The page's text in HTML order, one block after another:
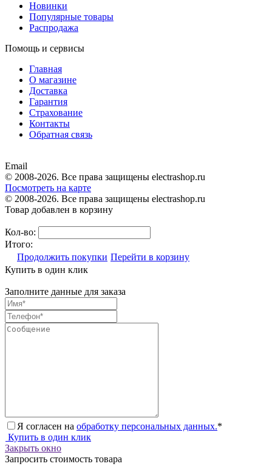
Новинки
Популярные товары
Распродажа
Помощь и сервисы
Главная
О магазине
Доставка
Гарантия
Страхование
Контакты
Обратная связь
Email
© 2008-2026. Все права защищены electrashop.ru
Посмотреть на карте
© 2008-2026. Все права защищены electrashop.ru
Товар добавлен в корзину
Кол-во:
Итого:
Продолжить покупки Перейти в корзину
Купить в один клик
Заполните данные для заказа
Я согласен на обработку персональных данных.*
Купить в один клик
Закрыть окно
Запросить стоимость товара